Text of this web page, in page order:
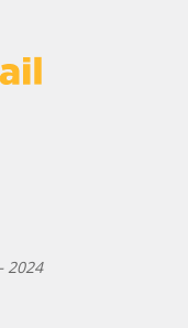
2024